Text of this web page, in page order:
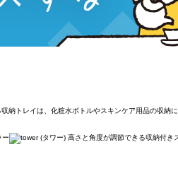
トレイは、化粧水ボトルやスキンケア用品の収納